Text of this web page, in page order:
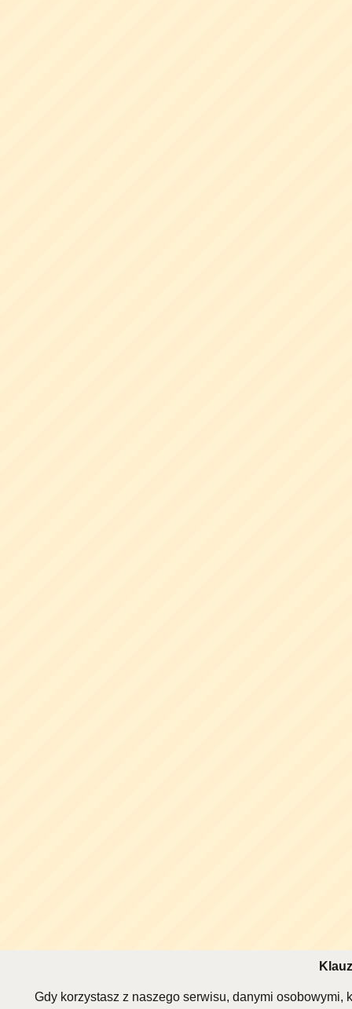
Gdy korzystasz z naszego serwisu, danymi osobowymi,